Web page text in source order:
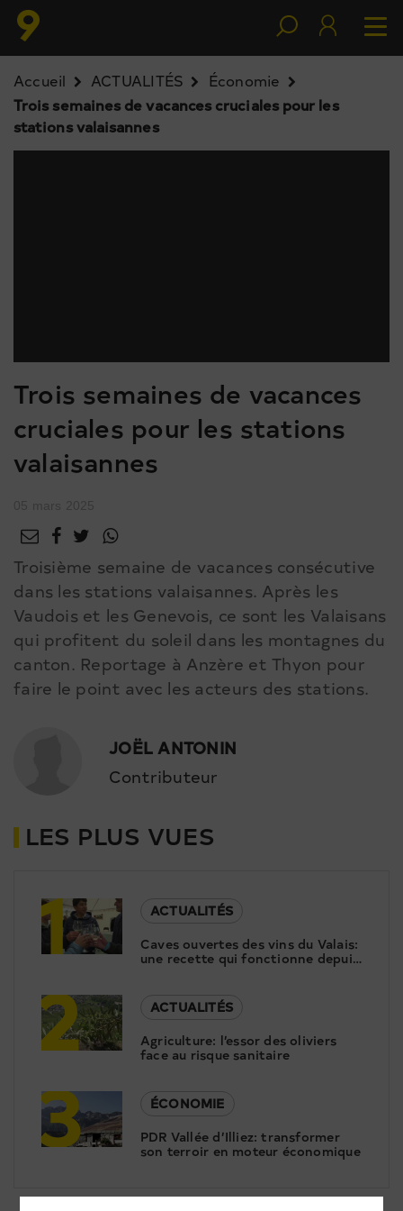
Accueil ACTUALITÉS
Économie
Trois semaines de vacances cruciales pour les
stations valaisannes
Trois semaines de vacances
cruciales pour les stations
valaisannes
Troisième semaine de vacances consécutive
dans les stations valaisannes. Après les
Vaudois et les Genevois, ce sont les Valaisans
qui profitent du soleil dans les montagnes du
canton. Reportage à Anzère et Thyon pour
faire le point avec les acteurs des stations.
JOËL ANTONIN
Contributeur
LES PLUS VUES
1
ACTUALITÉS
Caves ouvertes des vins du Valais:
une recette qui fonctionne depuis
2
ACTUALITÉS
Agriculture: l’essor des oliviers
face au risque sanitaire
3
ÉCONOMIE
PDR Vallée d’Illiez: transformer
son terroir en moteur économique